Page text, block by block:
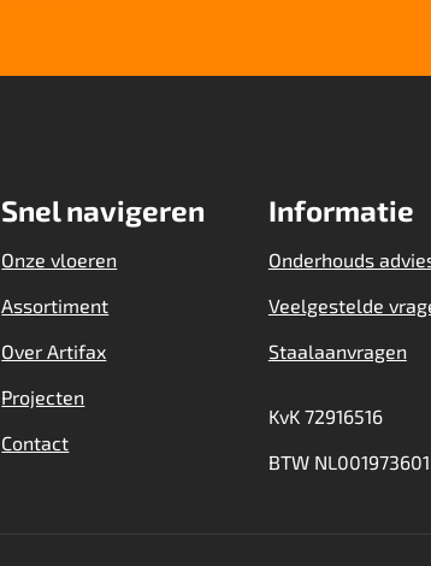
Snel navigeren
Onze vloeren
Assortiment
Over Artifax
Projecten
Contact
Informatie
Onderhouds
Veelgestelde
Staalaanvragen
KvK 72916516
BTW